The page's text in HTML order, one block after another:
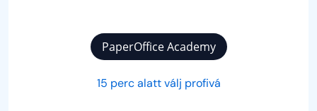
PaperOffice Academy
15 perc alatt válj profivá